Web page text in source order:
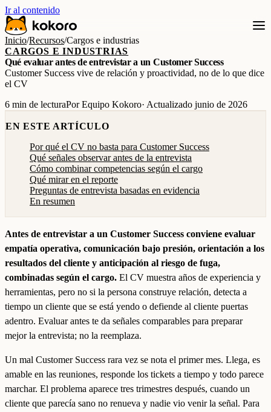
Ir al contenido
Inicio/Recursos/Cargos e industrias
CARGOS E INDUSTRIAS
Qué evaluar antes de entrevistar a un Customer Success
Customer Success vive de relación y proactividad, no de lo que dice
el CV
6 min de lecturaPor Equipo Kokoro· Actualizado junio de 2026
EN ESTE ARTÍCULO
Por qué el CV no basta para Customer Success
Qué señales observar antes de la entrevista
Cómo combinar competencias según el cargo
Qué mirar en el reporte
Preguntas de entrevista basadas en evidencia
En resumen
Antes de entrevistar a un Customer Success conviene evaluar
empatía operativa, comunicación bajo presión, orientación a los
resultados del cliente y anticipación al riesgo de fuga,
combinadas según el cargo. El CV muestra años de experiencia y
herramientas, pero no si la persona construye relación, detecta a
tiempo un cliente que se está yendo o defiende al cliente puertas
adentro. Evaluar antes te da señales comparables para preparar
mejor la entrevista; no la reemplaza.
Un mal Customer Success rara vez se nota el primer mes. Llega, es
amable en las reuniones, responde los tickets a tiempo y todo parece
marchar. El problema aparece tres trimestres después, cuando un
cliente que parecía sano no renueva y nadie vio venir la señal. Para